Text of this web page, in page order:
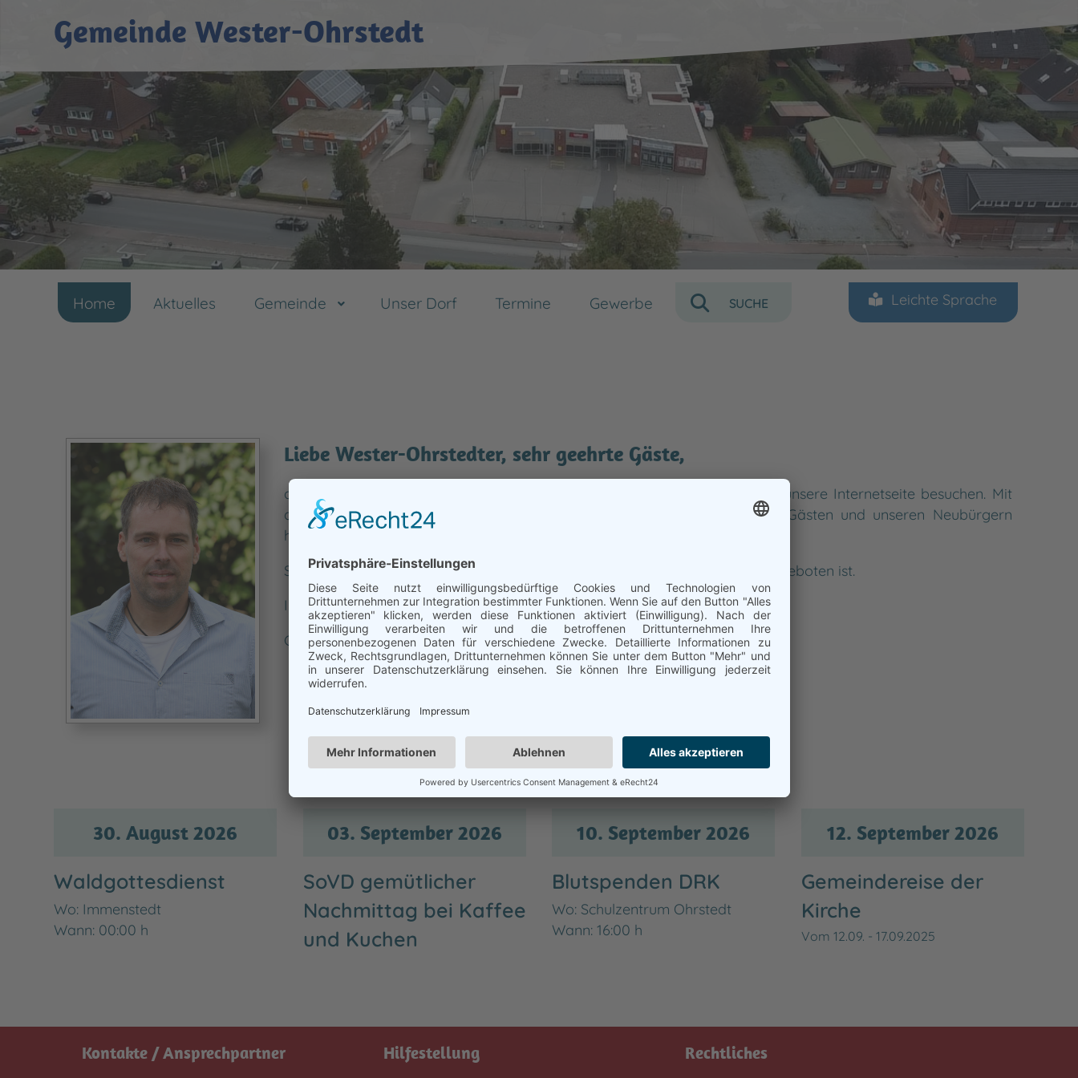
Gemeinde Wester-Ohrstedt
Home Aktuelles Gemeinde Unser Dorf Termine Gewerbe SUCHE
Sprache auswählen
Leichte Sprache
Liebe Wester-Ohrstedter, sehr geehrte Gäste,
als Bürgermeister der Gemeinde Wester-Ohrstedt freut es mich, dass Sie unsere Internetseite besuchen. Mit
diesem Informationsangebot wollen wir Ihnen, liebe Bürger, sowie allen Gästen und unseren Neubürgern
helfen, Wester-Ohrstedt besser kennen zu lernen.
Schnell werden Sie merken, dass in der Gemeinde Wester-Ohrstedt einiges geboten ist.
Ihr Bürgermeister
Gunnar Friedrichsen
Nächste Termine ...
30. August 2026
Waldgottesdienst
Wo: Immenstedt
Wann: 00:00 h
03. September 2026
SoVD gemütlicher
Nachmittag bei Kaffee
und Kuchen
10. September 2026
Blutspenden DRK
Wo: Schulzentrum Ohrstedt
Wann: 16:00 h
12. September 2026
Gemeindereise der
Kirche
Vom 12.09. - 17.09.2025
Kontakte / Ansprechpartner Hilfestellung Rechtliches